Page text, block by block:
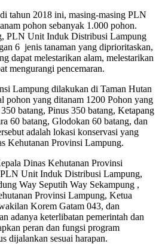
tahun 2018 ini, masing-masing PLN
pohon sebanyak 1.000 pohon.
PLN Unit Induk Distribusi Lampung
6 jenis tanaman yang diprioritaskan,
dapat melestarikan alam, melestarikan
mengurangi pencemaran.
Lampung dilakukan di Taman Hutan
pohon yang ditanam 1200 Pohon yang
batang, Pinus 350 batang, Ketapang
60 batang, Glodokan 60 batang, dan
adalah lokasi konservasi yang
Kehutanan Provinsi Lampung.
Dinas Kehutanan Provinsi
Unit Induk Distribusi Lampung,
Way Seputih Way Sekampung ,
Provinsi Lampung, Ketua
Korem Gatam 043, dan
adanya keterlibatan pemerintah dan
peran dan fungsi program
dijalankan sesuai harapan.